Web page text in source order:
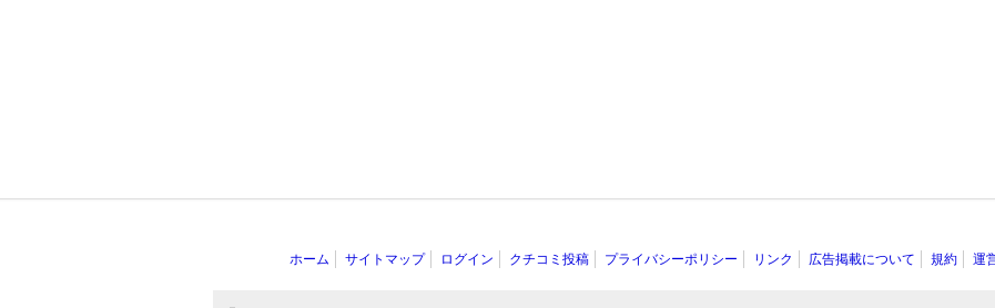
ホーム サイトマップ ログイン クチコミ投稿 プライバシーポリシー リンク 広告掲載について 規約 運